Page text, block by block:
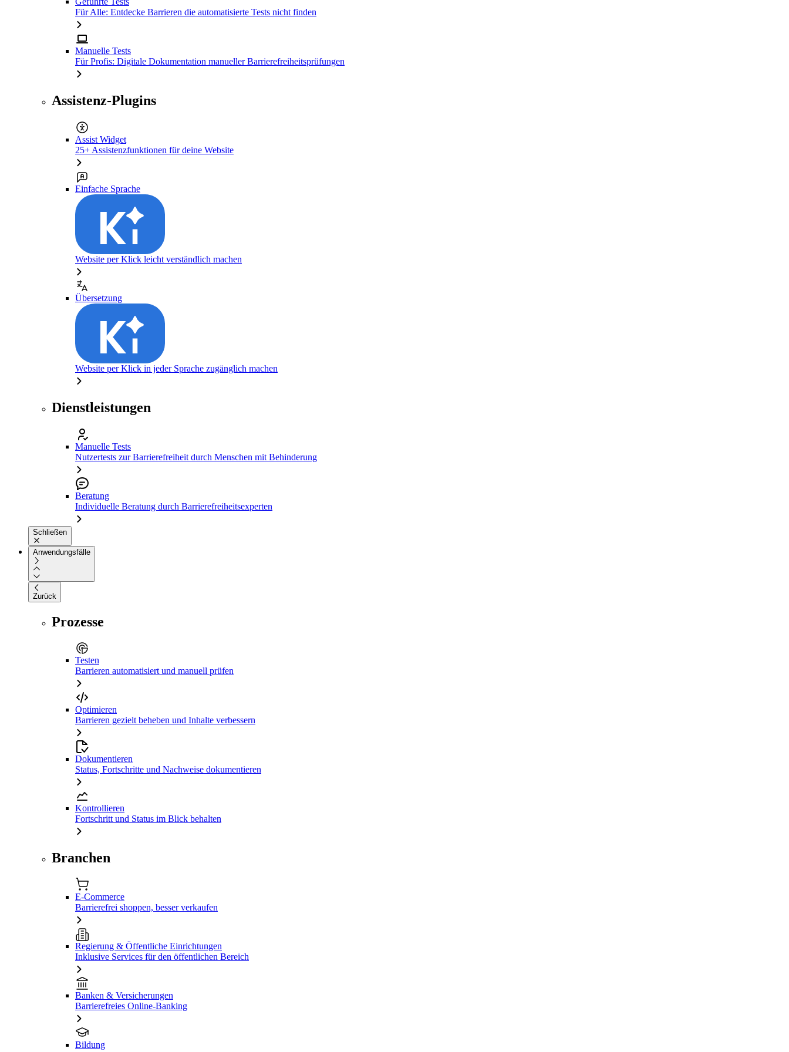
Für Alle: Entdecke Barrieren die automatisierte Tests nicht finden
Manuelle Tests
Für Profis: Digitale Dokumentation manueller Barrierefreiheitsprüfungen
Assistenz-Plugins
Assist Widget
25+ Assistenzfunktionen für deine Website
Einfache Sprache
Website per Klick leicht verständlich machen
Übersetzung
Website per Klick in jeder Sprache zugänglich machen
Dienstleistungen
Manuelle Tests
Nutzertests zur Barrierefreiheit durch Menschen mit Behinderung
Beratung
Individuelle Beratung durch Barrierefreiheitsexperten
Schließen
Anwendungsfälle
Zurück
Prozesse
Testen
Barrieren automatisiert und manuell prüfen
Optimieren
Barrieren gezielt beheben und Inhalte verbessern
Dokumentieren
Status, Fortschritte und Nachweise dokumentieren
Kontrollieren
Fortschritt und Status im Blick behalten
Branchen
E-Commerce
Barrierefrei shoppen, besser verkaufen
Regierung & Öffentliche Einrichtungen
Inklusive Services für den öffentlichen Bereich
Banken & Versicherungen
Barrierefreies Online-Banking
Bildung